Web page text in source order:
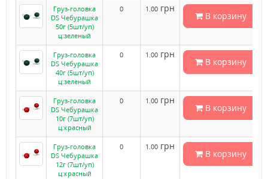
Груз-головка
DS Чебурашка
50г (5шт/уп)
ц:зеленый
0 1.00 грн
В корзину
Груз-головка
DS Чебурашка
40г (5шт/уп)
ц:зеленый
0 1.00 грн
В корзину
Груз-головка
DS Чебурашка
10г (7шт/уп)
ц:красный
0 1.00 грн
В корзину
Груз-головка
DS Чебурашка
12г (7шт/уп)
ц:красный
0 1.00 грн
В корзину